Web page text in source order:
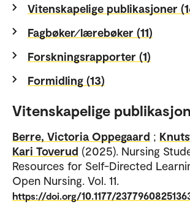
Vitenskapelige publikasjoner
Fagbøker⁄lærebøker (11)
Forskningsrapporter (1)
Formidling (13)
Vitenskapelige
Berre, Victoria Oppegaard ;
Kari Toverud (2025). Nursing
Resources for Self-Directed
Open Nursing. Vol. 11.
https://doi.org/10.1177/